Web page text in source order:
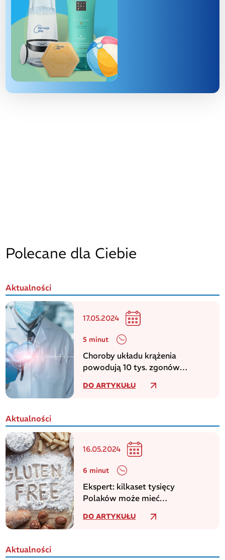
Polecane dla Ciebie
Aktualności
17.05.2024
5 minut
Choroby układu krążenia
powodują 10 tys. zgonów
WHO
DO ARTYKUŁU
Aktualności
16.05.2024
6 minut
Ekspert: kilkaset tysięcy
Polaków może mieć
DO ARTYKUŁU
Aktualności